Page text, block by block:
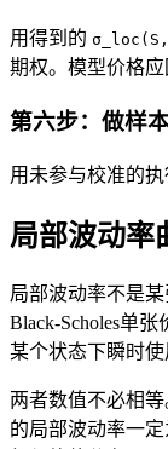
用得到的
期权。模型价格应
第六步：做样
用未参与校准的
局部波动率
局部波动率不是
Black-Scholes单
某个状态下瞬时使
两者数值不必相
的局部波动率一